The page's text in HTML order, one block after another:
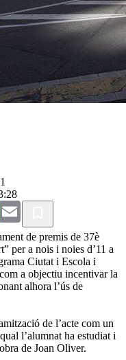
Email
de premis de 37è
per a nois i noies d’11 a
Ciutat i Escola i
a objectiu incentivar la
alhora l’ús de
de l’acte com un
l’alumnat ha estudiat i
de Joan Oliver.